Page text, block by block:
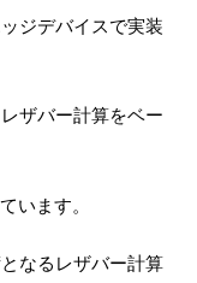
バイスで実装
ー計算をベー
ます。
レザバー計算